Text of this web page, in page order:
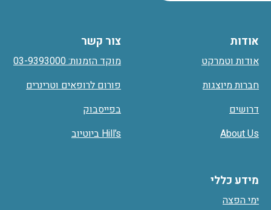
אודות
אודות וטמרקט
חברות מיוצגות
דרושים
About Us
מידע כללי
ימי הפצה
צור קשר
מוקד הזמנות: 03-9393000
פורום לרופאים וטרינרים
בפייסבוק
Hill’s ביוטיוב